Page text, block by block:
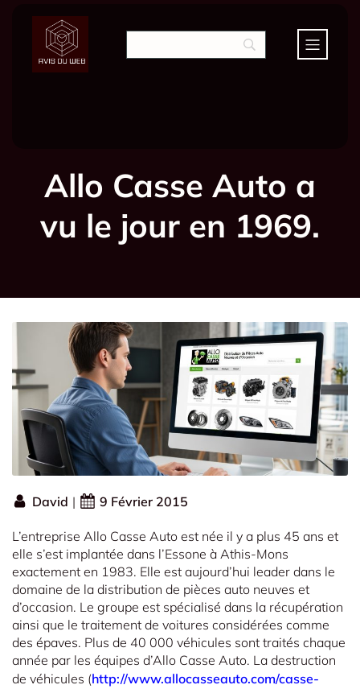
Allo Casse Auto a
vu le jour en 1969.
David | 9 Février 2015
L’entreprise Allo Casse Auto est née il y a plus 45 ans et
elle s’est implantée dans l’Essone à Athis-Mons
exactement en 1983. Elle est aujourd’hui leader dans le
domaine de la distribution de pièces auto neuves et
d’occasion. Le groupe est spécialisé dans la récupération
ainsi que le traitement de voitures considérées comme
des épaves. Plus de 40 000 véhicules sont traités chaque
année par les équipes d’Allo Casse Auto. La destruction
de véhicules (http://www.allocasseauto.com/casse-